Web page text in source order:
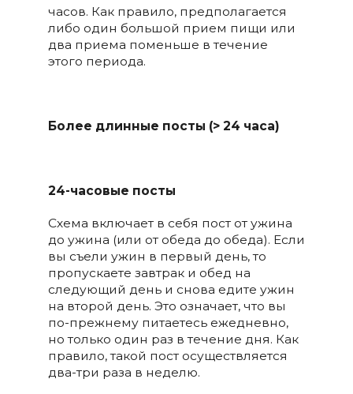
часов. Как правило, предполагается
либо один большой прием пищи или
два приема поменьше в течение
этого периода.
Более длинные посты (> 24 часа)
24-часовые посты
Схема включает в себя пост от ужина
до ужина (или от обеда до обеда). Если
вы съели ужин в первый день, то
пропускаете завтрак и обед на
следующий день и снова едите ужин
на второй день. Это означает, что вы
по-прежнему питаетесь ежедневно,
но только один раз в течение дня. Как
правило, такой пост осуществляется
два-три раза в неделю.